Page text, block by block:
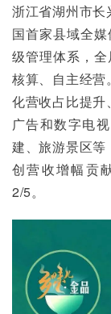
浙江省湖州市长
国首家县域全
级管理体系，
核算、自主经营
化营收占比提
广告和数字电
建、旅游景区等
创营收增幅贡
2/5。